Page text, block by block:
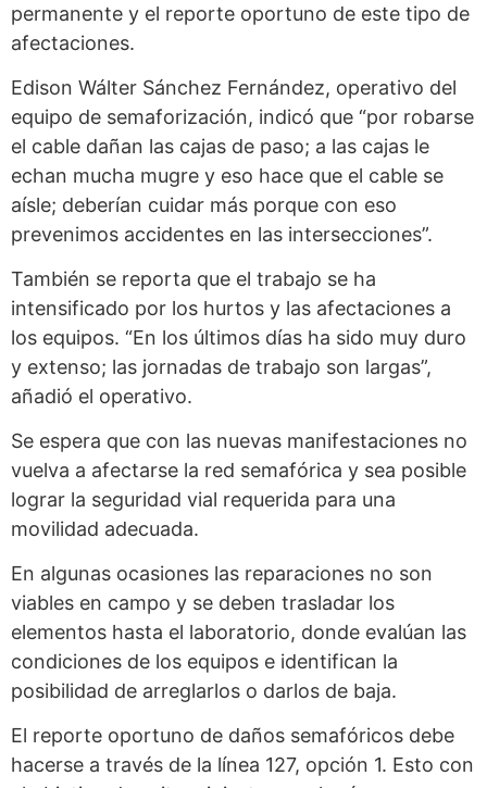
permanente y el reporte oportuno de este tipo de
afectaciones.
Edison Wálter Sánchez Fernández, operativo del
equipo de semaforización, indicó que “por robarse
el cable dañan las cajas de paso; a las cajas le
echan mucha mugre y eso hace que el cable se
aísle; deberían cuidar más porque con eso
prevenimos accidentes en las intersecciones”.
También se reporta que el trabajo se ha
intensificado por los hurtos y las afectaciones a
los equipos. “En los últimos días ha sido muy duro
y extenso; las jornadas de trabajo son largas”,
añadió el operativo.
Se espera que con las nuevas manifestaciones no
vuelva a afectarse la red semafórica y sea posible
lograr la seguridad vial requerida para una
movilidad adecuada.
En algunas ocasiones las reparaciones no son
viables en campo y se deben trasladar los
elementos hasta el laboratorio, donde evalúan las
condiciones de los equipos e identifican la
posibilidad de arreglarlos o darlos de baja.
El reporte oportuno de daños semafóricos debe
hacerse a través de la línea 127, opción 1. Esto con